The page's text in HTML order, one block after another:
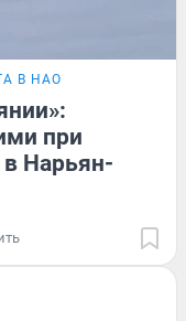
В НАО
при
Нарьян-